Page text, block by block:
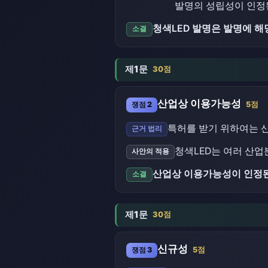
발명의 성립성이 인정
소결 청색LED 발명은 발명에 해
제1문 30점
쟁점 2 산업상 이용가능성 5점
근거 법리 특허를 받기 위하여는
사안의 적용 청색LED는 여러 산
소결 산업상 이용가능성이 인정
제1문 30점
쟁점 3 신규성 5점